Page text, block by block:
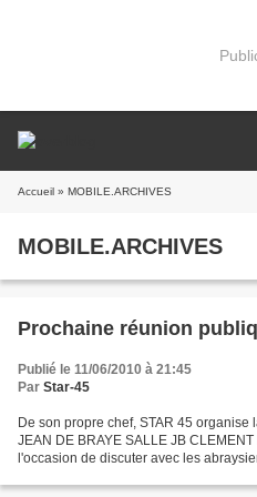
Accueil » MOBILE.ARCHIVES
MOBILE.ARCHIVES
Prochaine réunion
Publié le 11/06/2010 à 21:45
Par Star-45
De son propre chef, STAR 45
JEAN DE BRAYE SALLE JB
l'occasion de discuter avec les